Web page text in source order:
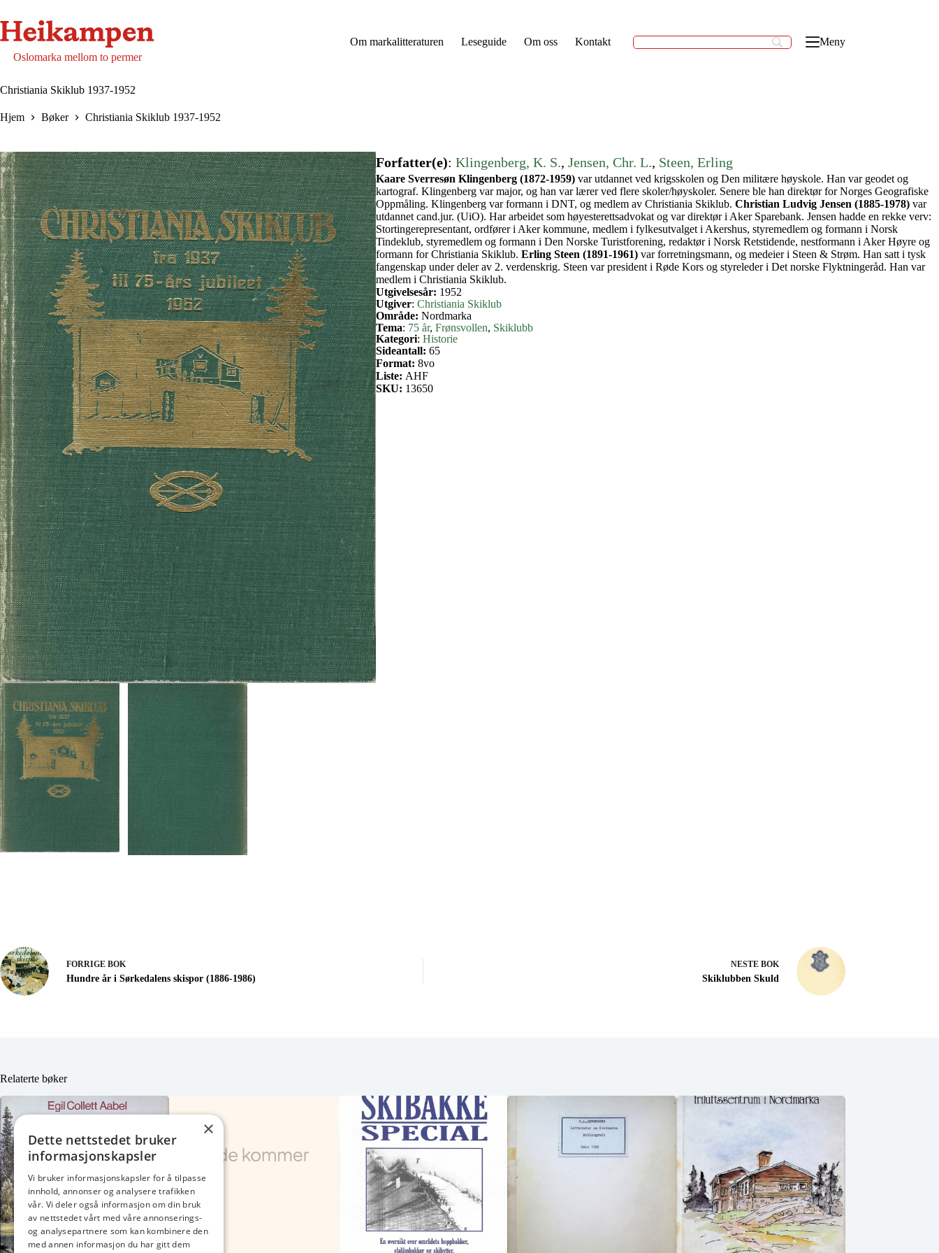
innholdet
Oslomarka mellom to permer
Om markalitteraturen Leseguide Om oss Kontakt Meny
Christiania Skiklub 1937-1952
Hjem Bøker Christiania Skiklub 1937-1952
Forfatter(e): Klingenberg, K. S., Jensen, Chr. L., Steen, Erling
Kaare Sverresøn Klingenberg (1872-1959)var utdannet ved krigsskolen og Den militære høyskole. Han var geodet og
kartograf. Klingenberg var major, og han var lærer ved flere skoler/høyskoler. Senere ble han direktør for Norges Geografiske
Oppmåling. Klingenberg var formann i DNT, og medlem av Christiania Skiklub. Christian Ludvig Jensen (1885-1978)var
utdannet cand.jur. (UiO). Har arbeidet som høyesterettsadvokat og var direktør i Aker Sparebank. Jensen hadde en rekke verv:
Stortingerepresentant, ordfører i Aker kommune, medlem i fylkesutvalget i Akershus, styremedlem og formann i Norsk
Tindeklub, styremedlem og formann i Den Norske Turistforening, redaktør i Norsk Retstidende, nestformann i Aker Høyre og
formann for Christiania Skiklub. Erling Steen (1891-1961)var forretningsmann, og medeier i Steen & Strøm. Han satt i tysk
fangenskap under deler av 2. verdenskrig. Steen var president i Røde Kors og styreleder i Det norske Flyktningeråd. Han var
medlem i Christiania Skiklub.
Utgivelsesår: 1952
Utgiver: Christiania Skiklub
Område: Nordmarka
Tema: 75 år, Frønsvollen, Skiklubb
Kategori: Historie
Sideantall: 65
Format: 8vo
Liste: AHF
SKU: 13650
FORRIGE BOK
Hundre år i Sørkedalens skispor (1886-1986)
NESTE BOK
Skiklubben Skuld
Relaterte bøker
×
Dette nettstedet bruker
informasjonskapsler
Vi bruker informasjonskapsler for å tilpasse
innhold, annonser og analysere trafikken
vår. Vi deler også informasjon om din bruk
av nettstedet vårt med våre annonserings-
og analysepartnere som kan kombinere den
med annen informasjon du har gitt dem